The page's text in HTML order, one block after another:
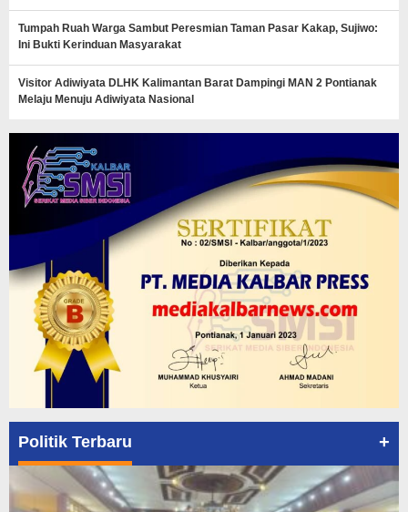
Tumpah Ruah Warga Sambut Peresmian Taman Pasar Kakap, Sujiwo:
Ini Bukti Kerinduan Masyarakat
Visitor Adiwiyata DLHK Kalimantan Barat Dampingi MAN 2 Pontianak
Melaju Menuju Adiwiyata Nasional
Politik Terbaru +